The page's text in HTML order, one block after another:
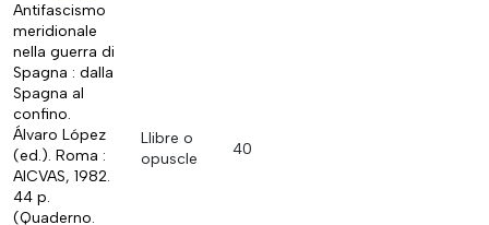
Antifascismo
meridionale
nella guerra di
Spagna : dalla
Spagna al
confino.
Álvaro López
(ed.). Roma :
AICVAS, 1982.
44 p.
(Quaderno.
Llibre o
opuscle
40